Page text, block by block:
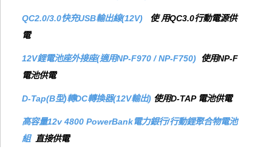
QC2.0/3.0快充USB輸出線(12V) 使 用QC3.0行動電源供
電
12V鋰電池座外接座(適用NP-F970 / NP-F750) 使用NP-F
電池供電
D-Tap(B型)轉DC轉換器(12V輸出) 使用D-TAP 電池供電
高容量12v 4800 PowerBank電力銀行/行動鋰聚合物電池
組直接供電